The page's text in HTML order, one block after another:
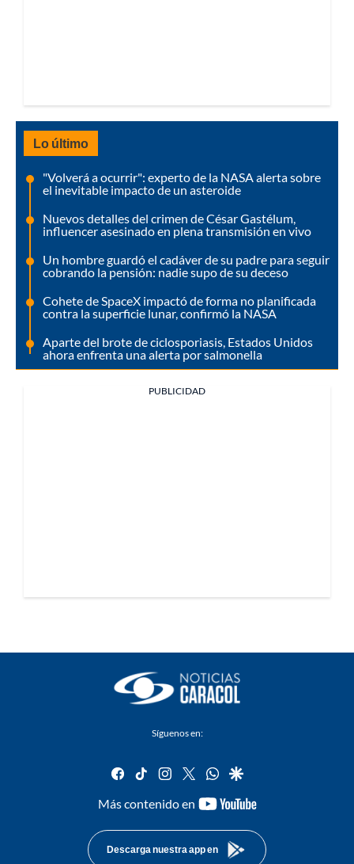
Lo último
"Volverá a ocurrir": experto de la NASA alerta sobre
el inevitable impacto de un asteroide
Nuevos detalles del crimen de César Gastélum,
influencer asesinado en plena transmisión en vivo
Un hombre guardó el cadáver de su padre para seguir
cobrando la pensión: nadie supo de su deceso
Cohete de SpaceX impactó de forma no planificada
contra la superficie lunar, confirmó la NASA
Aparte del brote de ciclosporiasis, Estados Unidos
ahora enfrenta una alerta por salmonella
PUBLICIDAD
Síguenos en:
facebook
tiktok instagram
twitterwhatsapp
google
Más contenido en
youtube-
Descarga nuestra app en